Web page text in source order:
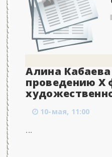
Алина Кабаева
проведению X
10-мая, 11:00
...